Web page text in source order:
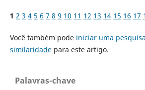
1 2 3 4 5 6 7 8 9 10 11 12 13 14 15 16 17
Você também pode iniciar uma
similaridadepara este artigo.
Palavras-chave